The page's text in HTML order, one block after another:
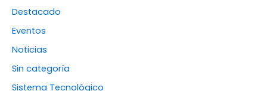
Destacado
Eventos
Noticias
Sin categoría
Sistema Tecnológico